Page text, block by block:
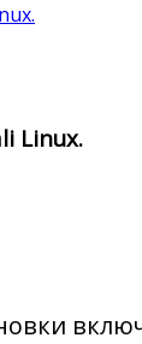
Linux.